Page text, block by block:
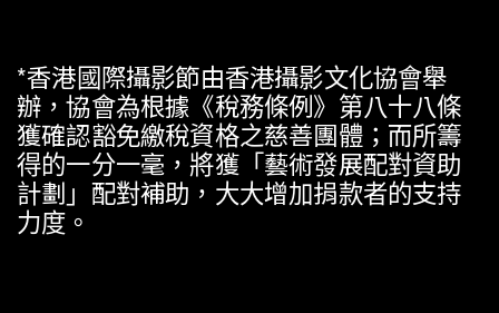
*香港國際攝影節由香港攝影文化協會舉
辦 ，協會為根據 《稅務條例》 第八十八條
獲確認豁免繳稅資格之慈善團體； 而所籌
得的一分一毫 ，將獲「藝術發展配對資助
計劃 」 配對補助 ， 大大增加捐款者的支持
力度 。